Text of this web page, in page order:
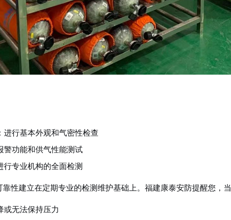
进行基本外观和气密性检查
警功能和供气性能测试
行专业机构的全面检测
性建立在定期专业的检测维护基础上。福建康泰安防提醒您，
或无法保持压力